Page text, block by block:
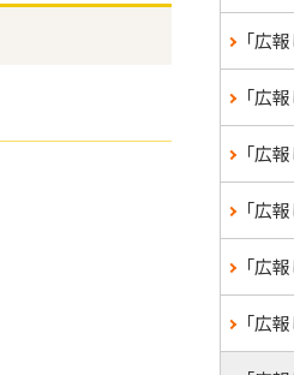
ド
・
メ
ニ
ュ
ー
「広
「広
「広
「広
「広
「広